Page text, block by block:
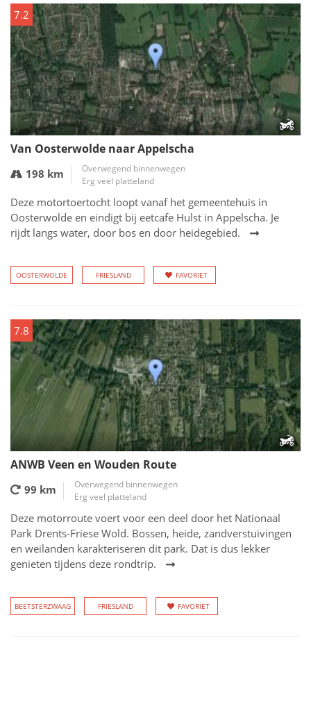
7.2
Van Oosterwolde naar Appelscha
198 km
Overwegend binnenwegen
Erg veel platteland
Deze motortoertocht loopt vanaf het gemeentehuis in
Oosterwolde en eindigt bij eetcafe Hulst in Appelscha. Je
rijdt langs water, door bos en door heidegebied.
OOSTERWOLDE FRIESLAND FAVORIET
7.8
ANWB Veen en Wouden Route
99 km
Overwegend binnenwegen
Erg veel platteland
Deze motorroute voert voor een deel door het Nationaal
Park Drents-Friese Wold. Bossen, heide, zandverstuivingen
en weilanden karakteriseren dit park. Dat is dus lekker
genieten tijdens deze rondtrip.
BEETSTERZWAAG FRIESLAND FAVORIET